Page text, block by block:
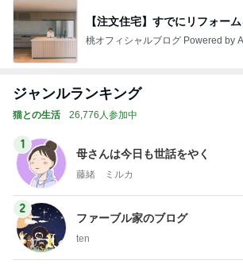
【注文住宅】すでにリフォー
桃オフィシャルブログ Powered by
ジャンルランキング
猫との生活 26,776人参加中
1
母さんは今日も世話をやく
藤緒 ミルカ
2
ファーブル家のブログ
ten